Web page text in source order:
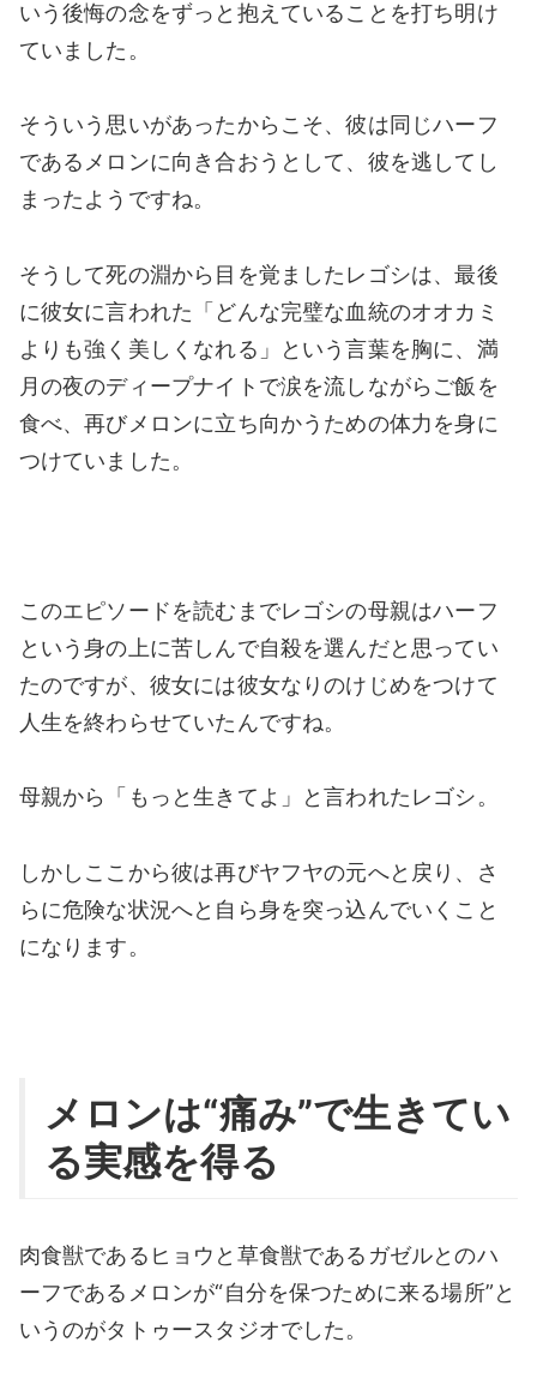
いう後悔の念をずっと抱えていることを打ち明け
ていました。
そういう思いがあったからこそ、彼は同じハーフ
であるメロンに向き合おうとして、彼を逃してし
まったようですね。
そうして死の淵から目を覚ましたレゴシは、最後
に彼女に言われた「どんな完璧な血統のオオカミ
よりも強く美しくなれる」という言葉を胸に、満
月の夜のディープナイトで涙を流しながらご飯を
食べ、再びメロンに立ち向かうための体力を身に
つけていました。
このエピソードを読むまでレゴシの母親はハーフ
という身の上に苦しんで自殺を選んだと思ってい
たのですが、彼女には彼女なりのけじめをつけて
人生を終わらせていたんですね。
母親から「もっと生きてよ」と言われたレゴシ。
しかしここから彼は再びヤフヤの元へと戻り、さ
らに危険な状況へと自ら身を突っ込んでいくこと
になります。
メロンは“痛み”で生きてい
る実感を得る
肉食獣であるヒョウと草食獣であるガゼルとのハ
ーフであるメロンが“自分を保つために来る場所”と
いうのがタトゥースタジオでした。